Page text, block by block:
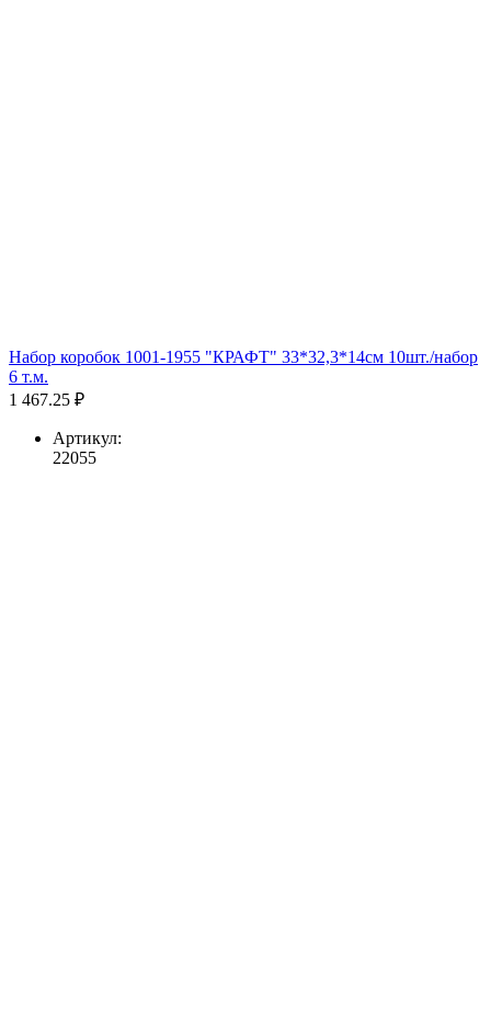
Набор коробок 1001-1955 "КРАФТ" 33*32,3*14см 10шт./набор
6 т.м.
1 467.25 ₽
Артикул:
22055